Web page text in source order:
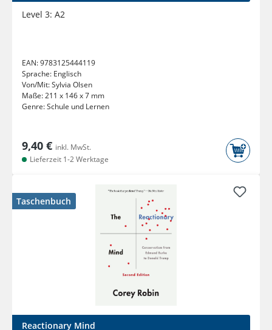
Level 3: A2
EAN:9783125444119
Sprache: Englisch
Von/Mit:Sylvia Olsen
Maße:211 x 146 x 7 mm
Genre:Schule und Lernen
9,40 € inkl. MwSt.
Lieferzeit 1-2 Werktage
Taschenbuch
Reactionary Mind